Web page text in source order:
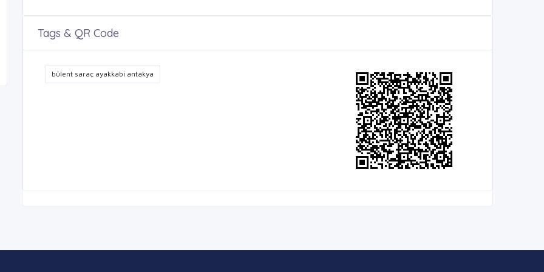
Tags & QR Code
bülent saraç ayakkabi antakya